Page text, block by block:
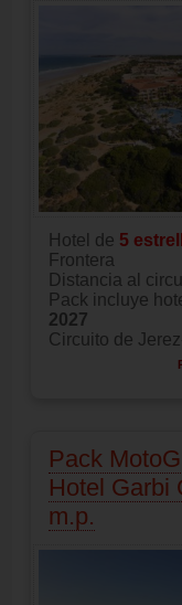
Hotel de 5
Frontera
Distancia al
Pack incluye
2027
Circuito de
Pack
Hotel Garbi
m.p.